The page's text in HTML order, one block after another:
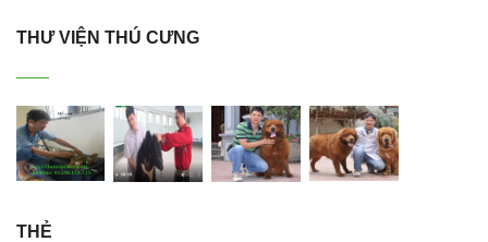
THƯ VIỆN THÚ CƯNG
THẺ